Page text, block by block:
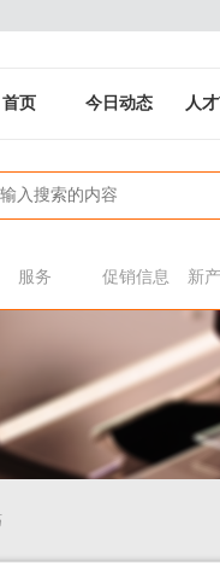
首页 今日动态 人
服务 促销信息 新